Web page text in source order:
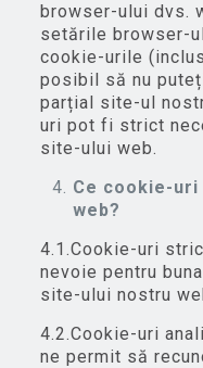
browser-ului dvs.
setările browser-
cookie-urile
posibil să nu
parțial site-ul
uri pot fi strict
site-ului web.
Ce cookie-
web?
4.1.Cookie-uri
nevoie pentru
site-ului nostru
4.2.Cookie-uri
ne permit să